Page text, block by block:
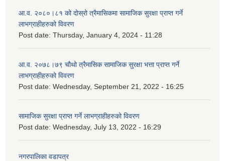
आ.व. २०८०।८१ को दोस्रो त्रैमासिकमा सामाजिक सुरक्षा प्राप्त गर्ने
लाभग्राहीहरुको विवरण
Post date: Thursday, January 4, 2024 - 11:28
आ.व. २०७८।७९ चौथो त्रैमासिक सामाजिक सुरक्षा भत्ता प्राप्त गर्ने
लाभग्राहीहरुको विवरण
Post date: Wednesday, September 21, 2022 - 16:25
सामाजिक सुरक्षा प्राप्त गर्ने लाभग्राहीहरुको विवरण
Post date: Wednesday, July 13, 2022 - 16:29
नगरपालिका वडापत्र